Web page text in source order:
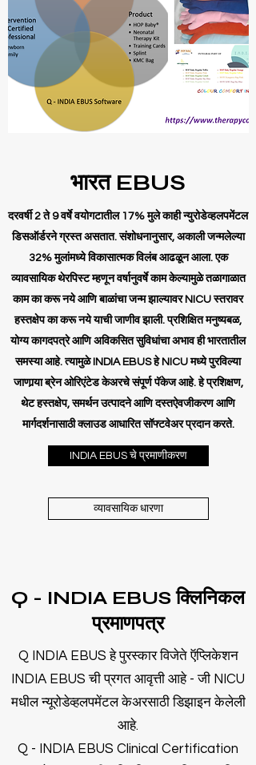
भारत EBUS
दरवर्षी 2 ते 9 वर्षे वयोगटातील 17% मुले काही न्युरोडेव्हलपमेंटल
डिसऑर्डरने ग्रस्त असतात. संशोधनानुसार, अकाली जन्मलेल्या
32% मुलांमध्ये विकासात्मक विलंब आढळून आला. एक
व्यावसायिक थेरपिस्ट म्हणून वर्षानुवर्षे काम केल्यामुळे तळागाळात
काम का करू नये आणि बाळांचा जन्म झाल्यावर NICU स्तरावर
हस्तक्षेप का करू नये याची जाणीव झाली. प्रशिक्षित मनुष्यबळ,
योग्य कागदपत्रे आणि अविकसित सुविधांचा अभाव ही भारतातील
समस्या आहे. त्यामुळे INDIA EBUS हे NICU मध्ये पुरविल्या
जाणार्‍या ब्रेन ओरिएंटेड केअरचे संपूर्ण पॅकेज आहे. हे प्रशिक्षण,
थेट हस्तक्षेप, समर्थन उत्पादने आणि दस्तऐवजीकरण आणि
मार्गदर्शनासाठी क्लाउड आधारित सॉफ्टवेअर प्रदान करते.
INDIA EBUS चे प्रमाणीकरण
व्यावसायिक धारणा
Q - INDIA EBUS क्लिनिकल
प्रमाणपत्र
Q INDIA EBUS हे पुरस्कार विजेते ऍप्लिकेशन
INDIA EBUS ची प्रगत आवृत्ती आहे - जी NICU
मधील न्यूरोडेव्हलपमेंटल केअरसाठी डिझाइन केलेली
आहे.
Q - INDIA EBUS Clinical Certification